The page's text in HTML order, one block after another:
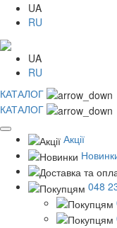
UA
RU
UA
RU
КАТАЛОГ
КАТАЛОГ
Акції
048